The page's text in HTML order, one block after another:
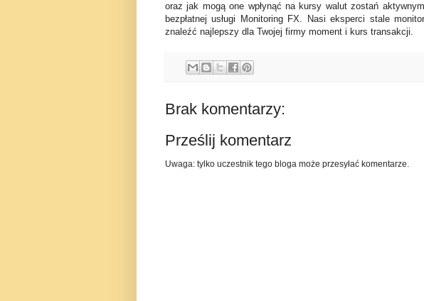
oraz jak mogą one wpłynąć na kursy walut zostań
bezpłatnej usługi Monitoring FX. Nasi eksperci stale
znaleźć najlepszy dla Twojej firmy moment i kurs transakcji.
Brak komentarzy:
Prześlij komentarz
Uwaga: tylko uczestnik tego bloga może przesyłać komentarze.